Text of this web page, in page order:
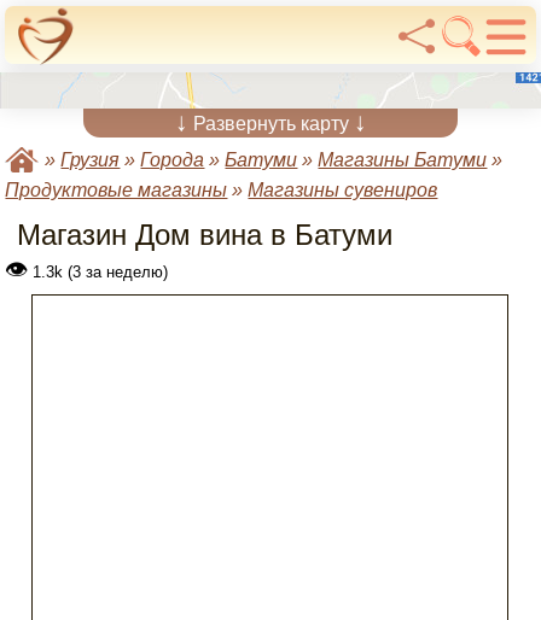
↓ Развернуть карту ↓
»Грузия »Города »Батуми »Магазины Батуми »
Продуктовые магазины »Магазины сувениров
Магазин Дом вина в Батуми
👁 1.3k (3 за неделю)